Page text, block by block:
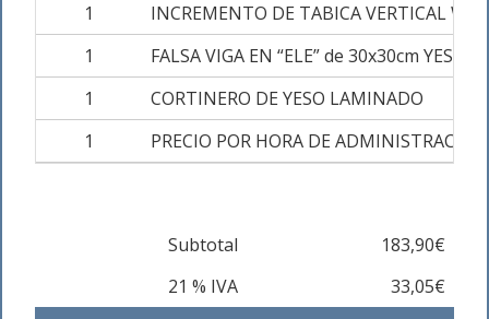
1
INCREMENTO DE TABICA VERTICAL
1
FALSA VIGA EN “ELE” de 30x30cm YESO
1
CORTINERO DE YESO LAMINADO
1
PRECIO POR HORA DE
Subtotal
183,90€
21 % IVA
33,05€